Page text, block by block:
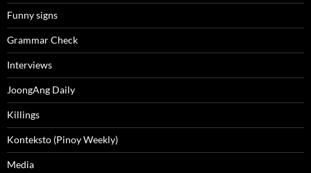
Funny signs
Grammar Check
Interviews
JoongAng Daily
Killings
Konteksto (Pinoy Weekly)
Media